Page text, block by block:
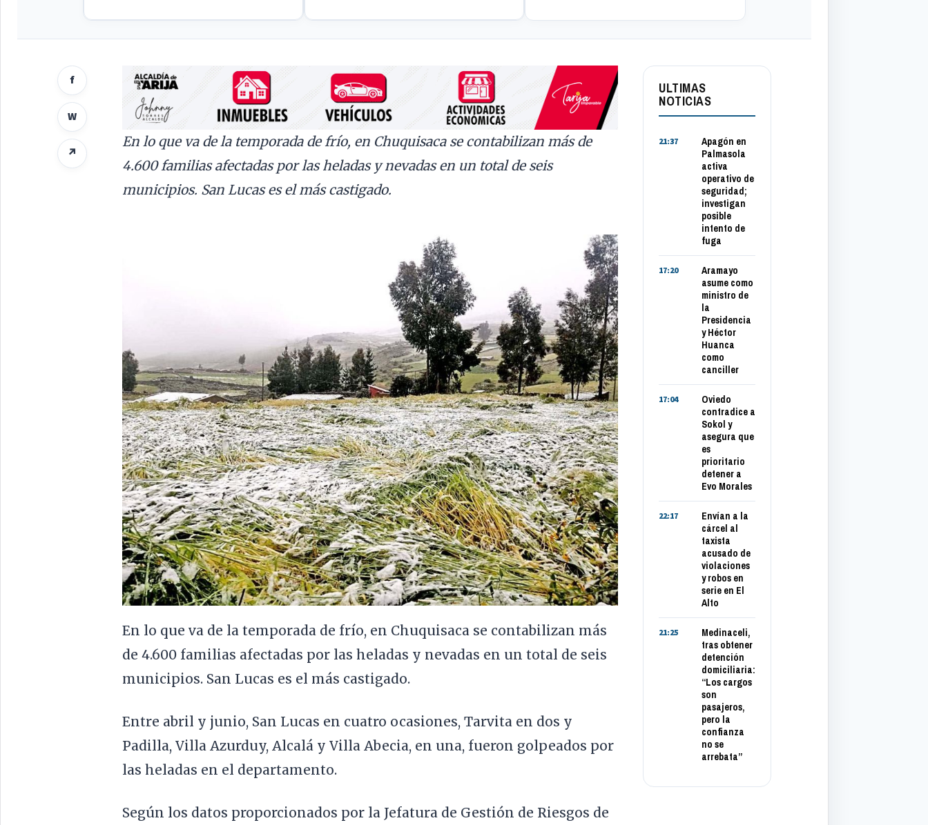
f
W
↗
En lo que va de la temporada de frío, en Chuquisaca se contabilizan más de
4.600 familias afectadas por las heladas y nevadas en un total de seis
municipios. San Lucas es el más castigado.
En lo que va de la temporada de frío, en Chuquisaca se contabilizan más
de 4.600 familias afectadas por las heladas y nevadas en un total de seis
municipios. San Lucas es el más castigado.
Entre abril y junio, San Lucas en cuatro ocasiones, Tarvita en dos y
Padilla, Villa Azurduy, Alcalá y Villa Abecia, en una, fueron golpeados por
las heladas en el departamento.
Según los datos proporcionados por la Jefatura de Gestión de Riesgos de
ULTIMAS
NOTICIAS
21:37
Apagón en
Palmasola
activa
operativo de
seguridad;
investigan
posible
intento de
fuga
17:20
Aramayo
asume como
ministro de
la
Presidencia
y Héctor
Huanca
como
canciller
17:04
Oviedo
contradice a
Sokol y
asegura que
es
prioritario
detener a
Evo Morales
22:17
Envían a la
cárcel al
taxista
acusado de
violaciones
y robos en
serie en El
Alto
21:25
Medinaceli,
tras obtener
detención
domiciliaria:
“Los cargos
son
pasajeros,
pero la
confianza
no se
arrebata”